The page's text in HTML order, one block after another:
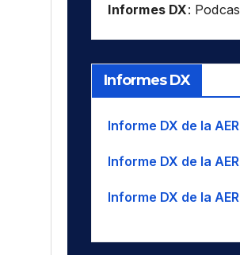
Informes DX:
Informes DX
Informe DX de la
Informe DX de la
Informe DX de la